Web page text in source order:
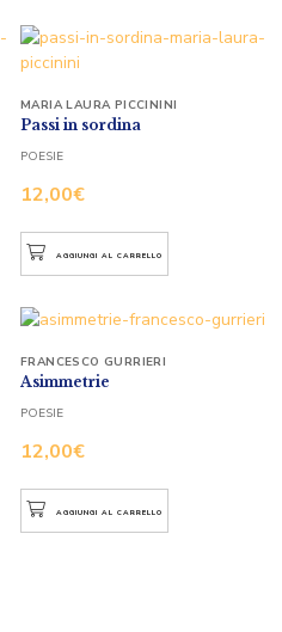
Passi in sordina
12,00€
MARIA LAURA PICCININI
POESIE
AGGIUNGI AL CARRELLO
Asimmetrie
12,00€
FRANCESCO GURRIERI
POESIE
AGGIUNGI AL CARRELLO